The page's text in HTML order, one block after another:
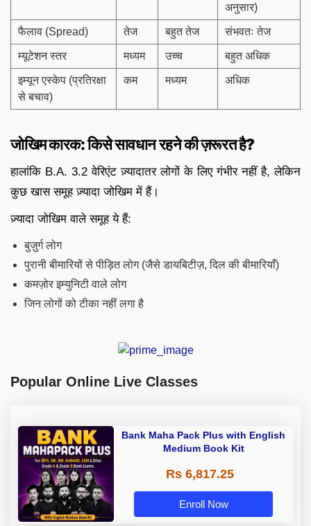
अनुसार)
फैलाव (Spread) तेज बहुत तेज संभवतः तेज
म्यूटेशन स्तर मध्यम उच्च बहुत अधिक
इम्यून एस्केप (प्रतिरक्षा
से बचाव)
कम मध्यम अधिक
जोखिम कारक: किसे सावधान रहने की ज़रूरत है?
हालांकि B.A. 3.2 वेरिएंट ज़्यादातर लोगों के लिए गंभीर नहीं है, लेकिन
कुछ खास समूह ज़्यादा जोखिम में हैं।
ज़्यादा जोखिम वाले समूह ये हैं:
बुज़ुर्ग लोग
पुरानी बीमारियों से पीड़ित लोग (जैसे डायबिटीज़, दिल की बीमारियाँ)
कमज़ोर इम्युनिटी वाले लोग
जिन लोगों को टीका नहीं लगा है
Popular Online Live Classes
Bank Maha Pack Plus with English
Medium Book Kit
Rs 6,817.25
Enroll Now